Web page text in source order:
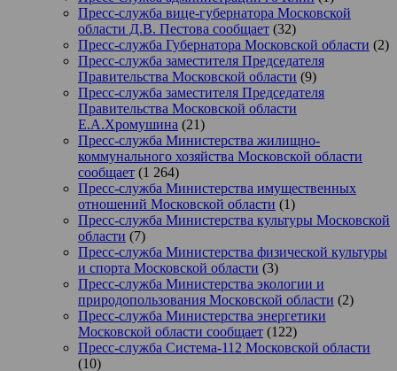
Пресс-служба вице-губернатора Московской
области Д.В. Пестова сообщает (32)
Пресс-служба Губернатора Московской области (2)
Пресс-служба заместителя Председателя
Правительства Московской области (9)
Пресс-служба заместителя Председателя
Правительства Московской области
Е.А.Хромушина (21)
Пресс-служба Министерства жилищно-
коммунального хозяйства Московской области
сообщает (1 264)
Пресс-служба Министерства имущественных
отношений Московской области (1)
Пресс-служба Министерства культуры Московской
области (7)
Пресс-служба Министерства физической культуры
и спорта Московской области (3)
Пресс-служба Министерства экологии и
природопользования Московской области (2)
Пресс-служба Министерства энергетики
Московской области сообщает (122)
Пресс-служба Система-112 Московской области
(10)